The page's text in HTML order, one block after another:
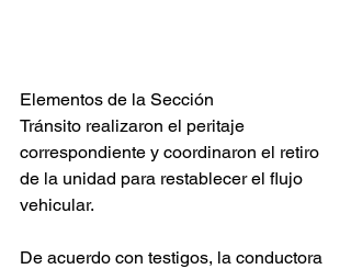
Elementos de la Sección
Tránsito realizaron el peritaje
correspondiente y coordinaron el retiro
de la unidad para restablecer el flujo
vehicular.
De acuerdo con testigos, la conductora